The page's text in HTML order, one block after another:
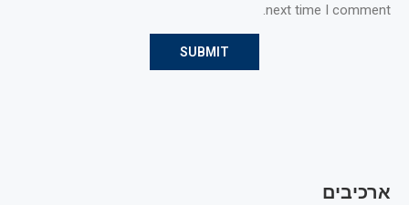
next time I comment.
ארכיבים